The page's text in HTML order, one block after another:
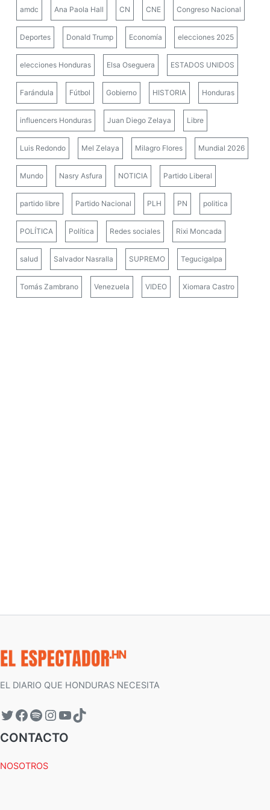
amdc Ana Paola Hall CN CNE Congreso Nacional
Deportes Donald Trump Economía elecciones 2025
elecciones Honduras Elsa Oseguera ESTADOS UNIDOS
Farándula Fútbol Gobierno HISTORIA Honduras
influencers Honduras Juan Diego Zelaya Libre
Luis Redondo Mel Zelaya Milagro Flores Mundial 2026
Mundo Nasry Asfura NOTICIA Partido Liberal
partido libre Partido Nacional PLH PN politica
POLÍTICA Política Redes sociales Rixi Moncada
salud Salvador Nasralla SUPREMO Tegucigalpa
Tomás Zambrano Venezuela VIDEO Xiomara Castro
EL DIARIO QUE HONDURAS NECESITA
CONTACTO
NOSOTROS